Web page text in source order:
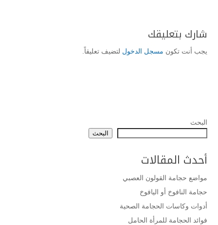
شارك بتعليقك
يجب أنت تكون مسجل الدخول لتضيف تعليقاً.
البحث
البحث
أحدث المقالات
مواضع حجامة القولون العصبي
حجامة النافوخ أو اليافوخ
أدوات وكاسات الحجامة الصحية
فوائد الحجامة للمرأة الحامل